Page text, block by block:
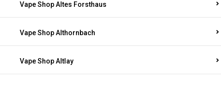
Vape Shop Altes Forsthaus
Vape Shop Althornbach
Vape Shop Altlay